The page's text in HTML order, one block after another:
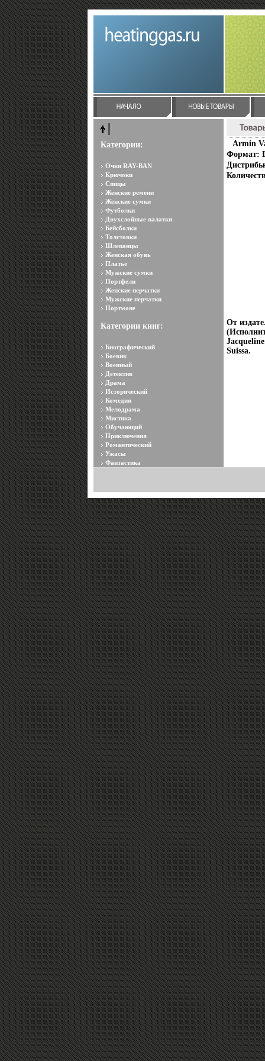
Категории:
Очки RAY-BAN
Крючоки
Спицы
Женские ремени
Женские сумки
Футболки
Двухслойные палатки
Бейсболки
Толстовки
Шлепанцы
Женская обувь
Платье
Мужские сумки
Портфели
Женские перчатки
Мужские перчатки
Портмоне
Категории книг:
Биографический
Боевик
Военный
Детектив
Драма
Исторический
Комедия
Мелодрама
Мистика
Обучающий
Приключения
Романтический
Ужасы
Фантастика
Armin
Формат:
От
Suissa.